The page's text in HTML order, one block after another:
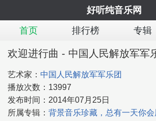
好听纯音乐网
首页
排行榜 专辑
欢迎进行曲 - 中国人民解放军军
艺术家： 中国人民解放军军乐团
播放次数： 13997
发布时间： 2014年07月25日
所属专辑： 背景音乐珍藏，总有一天你会